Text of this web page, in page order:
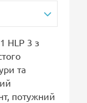
HLP 3 з
та
потужний